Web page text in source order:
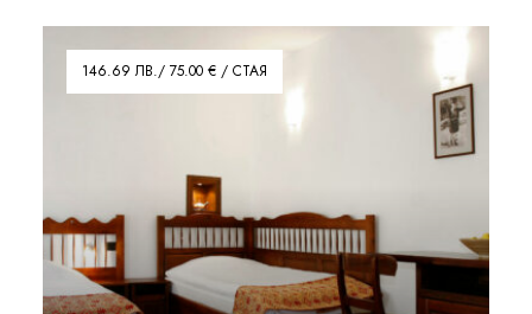
146.69 ЛВ./ 75.00 € / СТАЯ